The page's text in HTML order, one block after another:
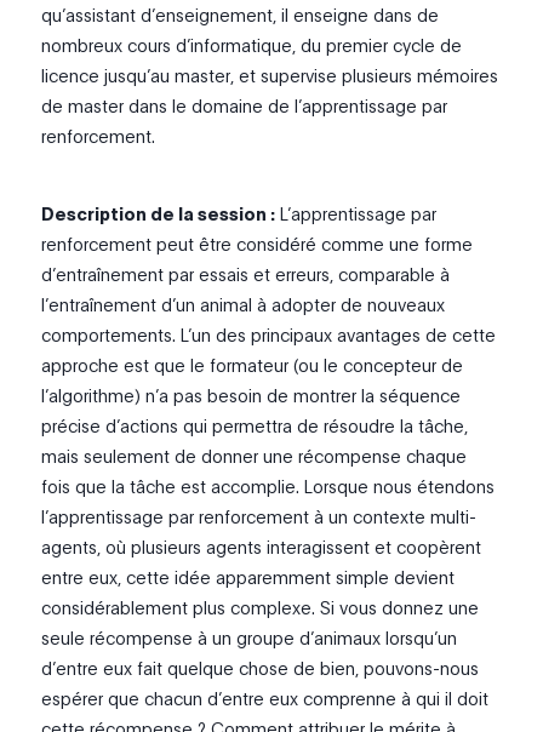
qu’assistant d’enseignement, il enseigne dans de
nombreux cours d’informatique, du premier cycle de
licence jusqu’au master, et supervise plusieurs mémoires
de master dans le domaine de l’apprentissage par
renforcement.
Description de la session : L’apprentissage par
renforcement peut être considéré comme une forme
d’entraînement par essais et erreurs, comparable à
l’entraînement d’un animal à adopter de nouveaux
comportements. L’un des principaux avantages de cette
approche est que le formateur (ou le concepteur de
l’algorithme) n’a pas besoin de montrer la séquence
précise d’actions qui permettra de résoudre la tâche,
mais seulement de donner une récompense chaque
fois que la tâche est accomplie. Lorsque nous étendons
l’apprentissage par renforcement à un contexte multi-
agents, où plusieurs agents interagissent et coopèrent
entre eux, cette idée apparemment simple devient
considérablement plus complexe. Si vous donnez une
seule récompense à un groupe d’animaux lorsqu’un
d’entre eux fait quelque chose de bien, pouvons-nous
espérer que chacun d’entre eux comprenne à qui il doit